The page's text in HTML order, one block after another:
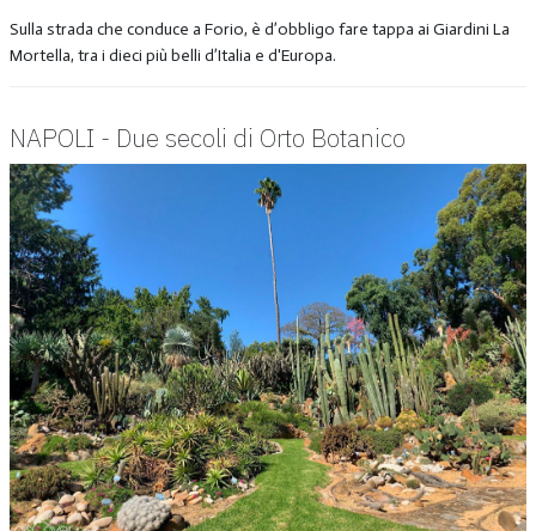
Sulla strada che conduce a Forio, è d’obbligo fare tappa ai Giardini La
Mortella, tra i dieci più belli d’Italia e d'Europa.
NAPOLI - Due secoli di Orto Botanico